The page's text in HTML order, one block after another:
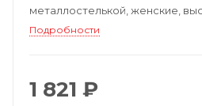
металлостелькой, женские,
Подробности
1 821 ₽